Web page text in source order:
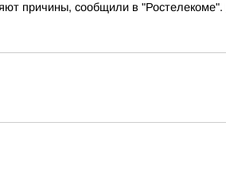
причины, сообщили в "Ростелекоме".